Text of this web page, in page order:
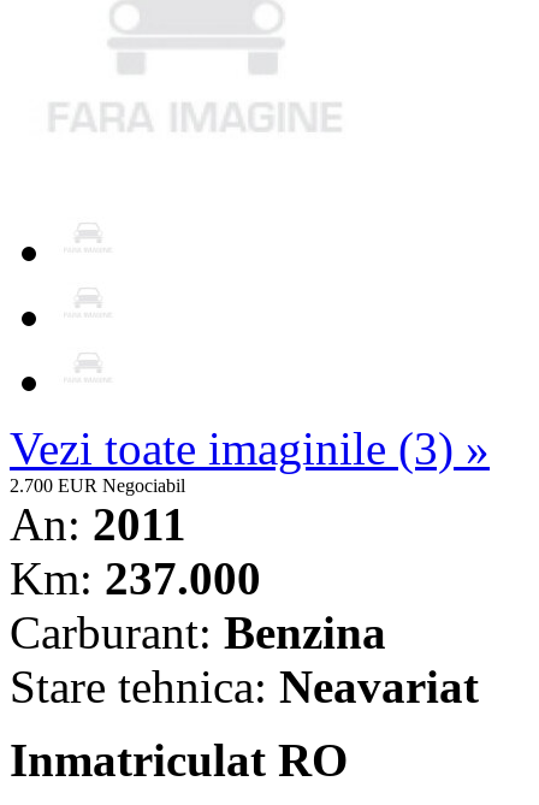
Vezi toate imaginile (3) »
2.700 EUR Negociabil
An: 2011
Km: 237.000
Carburant: Benzina
Stare tehnica: Neavariat
Inmatriculat RO